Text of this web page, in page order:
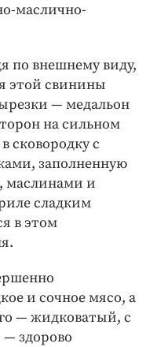
маслично-
по внешнему виду,
этой свинины
— медальон
на сильном
сковородку с
заполненную
маслинами и
сладким
в этом
и сочное мясо, а
— жидковатый, с
здорово